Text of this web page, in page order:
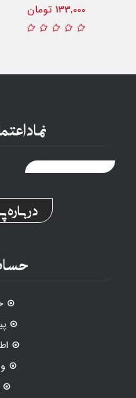
133,000 تومان
نماد